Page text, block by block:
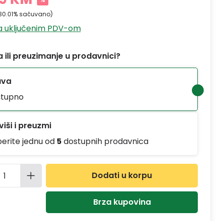
sačuvano)
uključenim PDV-om
ili preuzimanje u prodavnici?
i preuzmi
jednu od 5 dostupnih prodavnica
proizvoda: Unesite željenu
Dodati u korpu
Brza kupovina